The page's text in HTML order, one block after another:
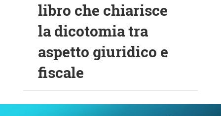
libro che chiarisce
la dicotomia tra
aspetto giuridico e
fiscale